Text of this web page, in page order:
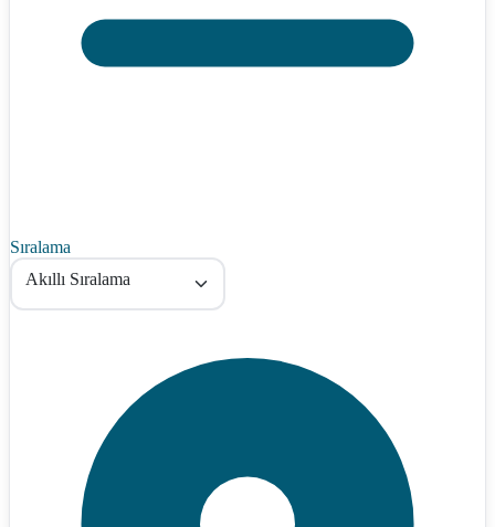
Sıralama
Akıllı Sıralama